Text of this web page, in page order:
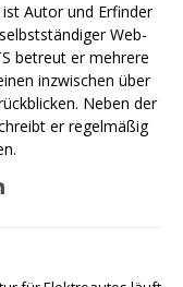
Autor und Erfinder
Web-
betreut er mehrere
inzwischen über
Neben der
er regelmäßig